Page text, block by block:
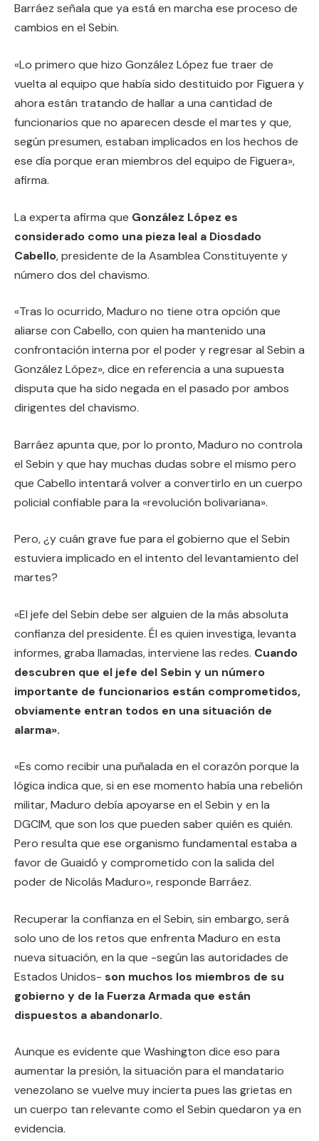
Barráez señala que ya está en marcha ese proceso de
cambios en el Sebin.
«Lo primero que hizo González López fue traer de
vuelta al equipo que había sido destituido por Figuera y
ahora están tratando de hallar a una cantidad de
funcionarios que no aparecen desde el martes y que,
según presumen, estaban implicados en los hechos de
ese día porque eran miembros del equipo de Figuera»,
afirma.
La experta afirma que González López es
considerado como una pieza leal a Diosdado
Cabello, presidente de la Asamblea Constituyente y
número dos del chavismo.
«Tras lo ocurrido, Maduro no tiene otra opción que
aliarse con Cabello, con quien ha mantenido una
confrontación interna por el poder y regresar al Sebin a
González López», dice en referencia a una supuesta
disputa que ha sido negada en el pasado por ambos
dirigentes del chavismo.
Barráez apunta que, por lo pronto, Maduro no controla
el Sebin y que hay muchas dudas sobre el mismo pero
que Cabello intentará volver a convertirlo en un cuerpo
policial confiable para la «revolución bolivariana».
Pero, ¿y cuán grave fue para el gobierno que el Sebin
estuviera implicado en el intento del levantamiento del
martes?
«El jefe del Sebin debe ser alguien de la más absoluta
confianza del presidente. Él es quien investiga, levanta
informes, graba llamadas, interviene las redes. Cuando
descubren que el jefe del Sebin y un número
importante de funcionarios están comprometidos,
obviamente entran todos en una situación de
alarma».
«Es como recibir una puñalada en el corazón porque la
lógica indica que, si en ese momento había una rebelión
militar, Maduro debía apoyarse en el Sebin y en la
DGCIM, que son los que pueden saber quién es quién.
Pero resulta que ese organismo fundamental estaba a
favor de Guaidó y comprometido con la salida del
poder de Nicolás Maduro», responde Barráez.
Recuperar la confianza en el Sebin, sin embargo, será
solo uno de los retos que enfrenta Maduro en esta
nueva situación, en la que -según las autoridades de
Estados Unidos- son muchos los miembros de su
gobierno y de la Fuerza Armada que están
dispuestos a abandonarlo.
Aunque es evidente que Washington dice eso para
aumentar la presión, la situación para el mandatario
venezolano se vuelve muy incierta pues las grietas en
un cuerpo tan relevante como el Sebin quedaron ya en
evidencia.